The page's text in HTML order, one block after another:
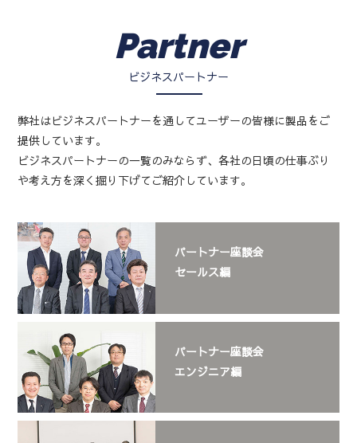
Partner
ビジネスパートナー
弊社はビジネスパートナーを通してユーザーの皆様に製品をご
提供しています。
ビジネスパートナーの一覧のみならず、各社の日頃の仕事ぶり
や考え方を深く掘り下げてご紹介しています。
パートナー座談会
セールス編
パートナー座談会
エンジニア編